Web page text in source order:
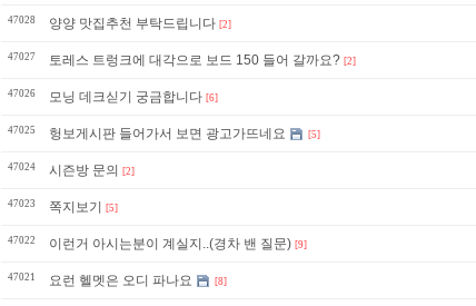
47028 양양 맛집추천 부탁드립니다 [2]
47027 토레스 트렁크에 대각으로 보드 150 들어 갈까요? [2]
47026 모닝 데크싣기 궁금합니다 [6]
47025 헝보게시판 들어가서 보면 광고가뜨네요 [5]
47024 시즌방 문의 [2]
47023 쪽지보기 [5]
47022 이런거 아시는분이 계실지..(경차 밴 질문) [9]
47021 요런 헬멧은 오디 파나요 [8]